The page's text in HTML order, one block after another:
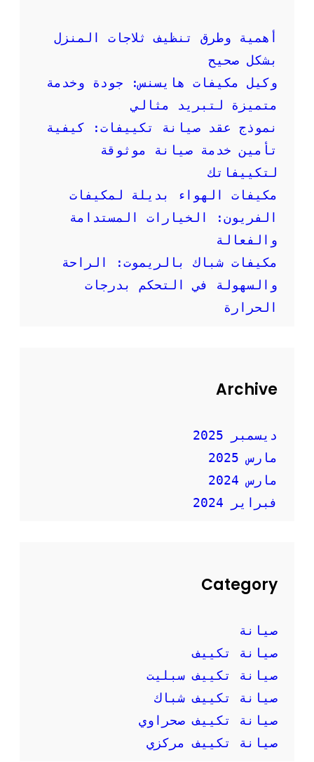
ف
ا
ا
ه
ا
ء
م
ت
م
ز
ة
و
أهمية وطرق تنظيف ثلاجات المنزل
بشكل صحيح
وكيل مكيفات هايسنس: جودة وخدمة
متميزة لتبريد مثالي
نموذج عقد صيانة تكييفات: كيفية
تأمين خدمة صيانة موثوقة
لتكييفاتك
مكيفات الهواء بديلة لمكيفات
الفريون: الخيارات المستدامة
والفعالة
مكيفات شباك بالريموت: الراحة
والسهولة في التحكم بدرجات
الحرارة
Archive
ديسمبر 2025
مارس 2025
مارس 2024
فبراير 2024
Category
صيانة
صيانة تكييف
صيانة تكييف سبليت
صيانة تكييف شباك
صيانة تكييف صحراوي
صيانة تكييف مركزي